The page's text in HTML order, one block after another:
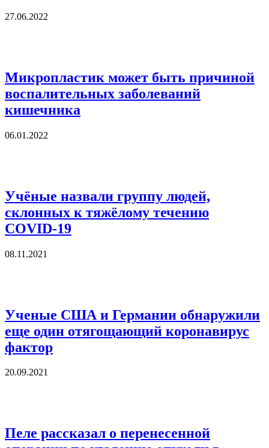
27.06.2022
Микропластик может быть причиной
воспалительных заболеваний
кишечника
06.01.2022
Учёные назвали группу людей,
склонных к тяжёлому течению
COVID-19
08.11.2021
Ученые США и Германии обнаружили
еще один отягощающий коронавирус
фактор
20.09.2021
Пеле рассказал о перенесенной